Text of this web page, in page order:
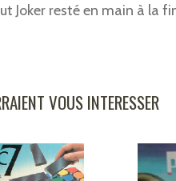
Joker resté en main à la
VOUS INTERESSER